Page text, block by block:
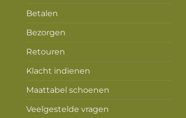
Betalen
Bezorgen
Retouren
Klacht indienen
Maattabel schoenen
Veelgestelde vragen